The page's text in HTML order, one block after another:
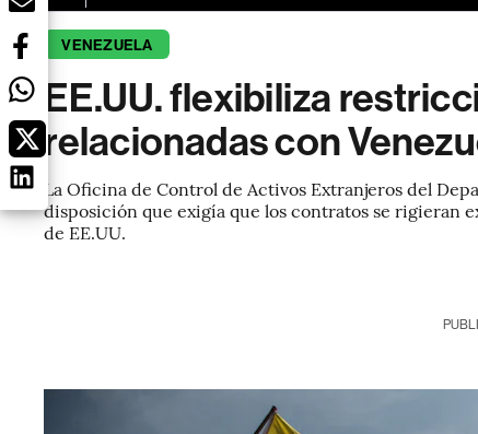
VENEZUELA
EE.UU. flexibiliza
relacionadas con
La Oficina de Control de Activos Extranjeros del
disposición que exigía que los contratos se rigieran
de EE.UU.